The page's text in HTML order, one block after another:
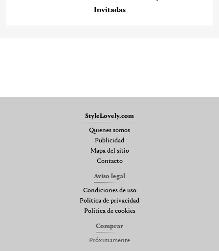
Invitadas
StyleLovely.com
Quienes somos
Publicidad
Mapa del sitio
Contacto
Aviso legal
Condiciones de uso
Política de privacidad
Política de cookies
Comprar
Próximamente